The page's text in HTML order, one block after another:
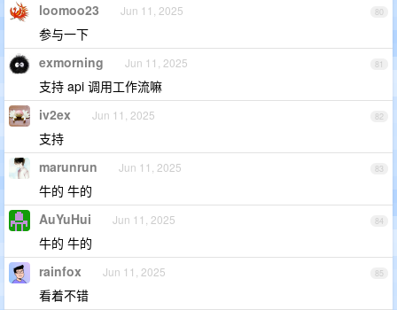
80
loomoo23 Jun 11, 2025
参与一下
81
exmorning Jun 11, 2025
支持 api 调用工作流嘛
82
iv2ex Jun 11, 2025
支持
83
marunrun Jun 11, 2025
牛的 牛的
84
AuYuHui Jun 11, 2025
牛的 牛的
85
rainfox Jun 11, 2025
看着不错